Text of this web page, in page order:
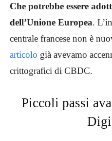
Che potrebbe essere
dell’Unione Europea.
centrale francese non è
articolo già avevamo
crittografici di CBDC.
Piccoli passi